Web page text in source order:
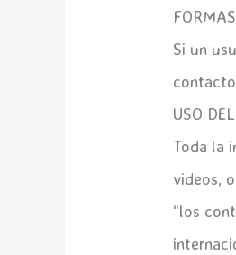
Si un
USO
Toda la
videos,
“los